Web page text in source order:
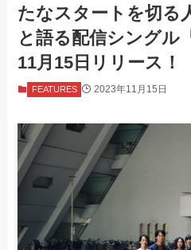
たなスタートを切る
と語る配信シングル
11月15日リリース！
FEATURES 2023年11月15日